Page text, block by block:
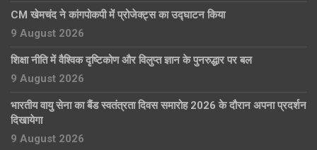
CM खेमचंद ने कांगपोकपी में प्रोजेक्ट्स का उद्घाटन किया
9 August 2026
शिक्षा नीति में वैश्विक दृष्टिकोण और विलुप्त ज्ञान के पुनरुद्धार पर बल
9 August 2026
भारतीय वायु सेना का बैंड स्वतंत्रता दिवस समारोह 2026 के दौरान अपना प्रदर्शन
दिखायेगा
9 August 2026